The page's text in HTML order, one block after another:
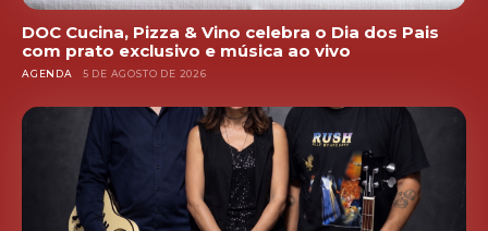
DOC Cucina, Pizza & Vino celebra o Dia dos Pais
com prato exclusivo e música ao vivo
AGENDA 5 DE AGOSTO DE 2026